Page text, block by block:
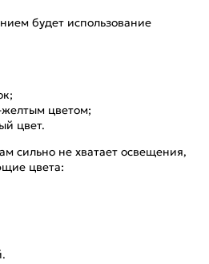
будет использование
цветом;
цвет.
сильно не хватает освещения,
цвета: